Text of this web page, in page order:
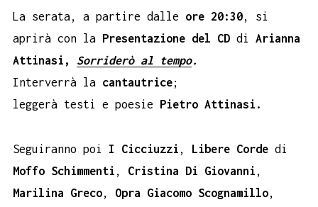
La serata, a partire dalle ore 20:30, si
aprirà con la
Presentazione del CD di Arianna
Attinasi, Sorriderò al tempo.
Interverrà la cantautrice;
leggerà testi e poesie
Pietro Attinasi.
Seguiranno poi I Cicciuzzi , Libere Corde di
Moffo Schimmenti , Cristina Di Giovanni ,
Marilina Greco, Opra Giacomo Scognamillo,